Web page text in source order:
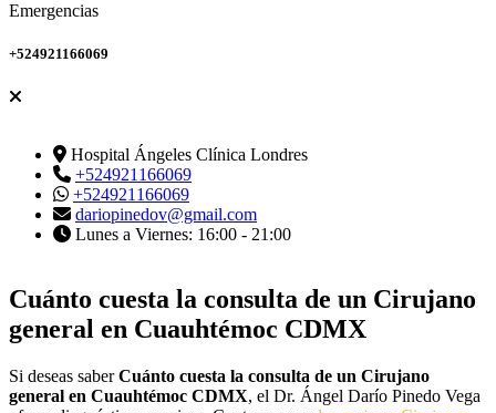
Emergencias
+524921166069
Hospital Ángeles Clínica Londres
+524921166069
+524921166069
dariopinedov@gmail.com
Lunes a Viernes: 16:00 - 21:00
Cuánto cuesta la consulta de un Cirujano
general en Cuauhtémoc CDMX
Si deseas saberCuánto cuesta la consulta de un Cirujano
general en Cuauhtémoc CDMX, el Dr. Ángel Darío Pinedo Vega